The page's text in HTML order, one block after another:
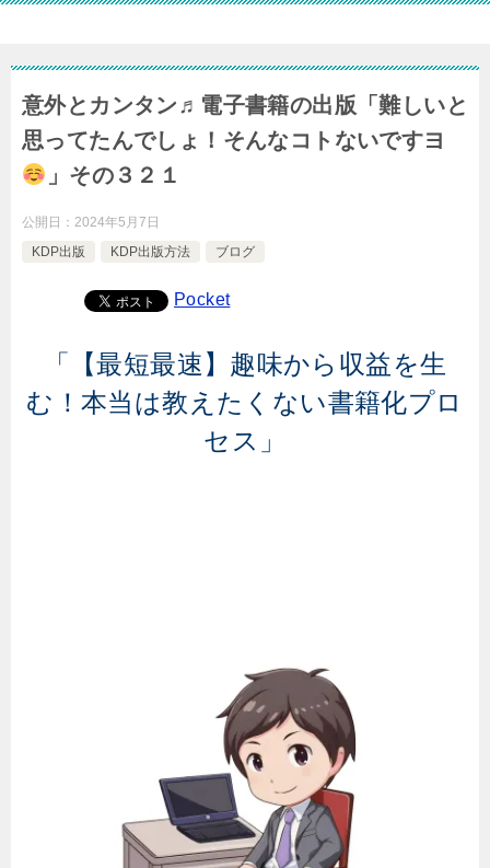
意外とカンタン♬電子書籍の出版「難しいと
思ってたんでしょ！そんなコトないですヨ
」その３２１
公開日： 2024年5月7日
KDP出版
KDP出版方法 ブログ
Pocket
「【最短最速】趣味から収益を生
む！本当は教えたくない書籍化プロ
セス」